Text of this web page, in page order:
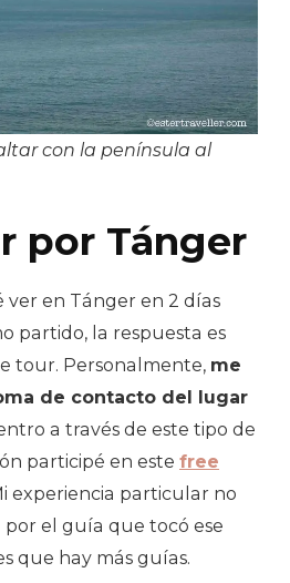
con la península al
por Tánger
en Tánger en 2 días
partido, la respuesta es
tour. Personalmente, me
de contacto del lugar
a través de este tipo de
participé en este free
experiencia particular no
el guía que tocó ese
que hay más guías.